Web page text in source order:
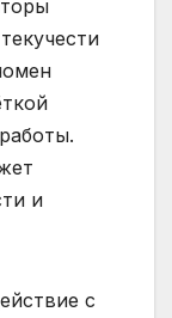
и
с